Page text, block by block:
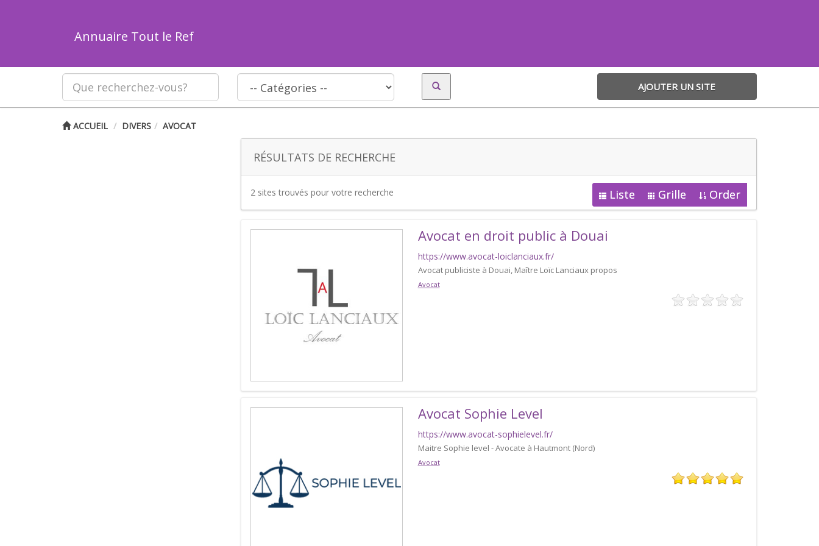
Annuaire Tout le Ref
AJOUTER UN SITE
ACCUEIL DIVERS AVOCAT
RÉSULTATS DE RECHERCHE
2 sites trouvés pour votre recherche Liste Grille Order
Avocat en droit public à Douai
https://www.avocat-loiclanciaux.fr/
Avocat publiciste à Douai, Maître Loïc Lanciaux propos
Avocat
Avocat Sophie Level
https://www.avocat-sophielevel.fr/
Maitre Sophie level - Avocate à Hautmont (Nord)
Avocat